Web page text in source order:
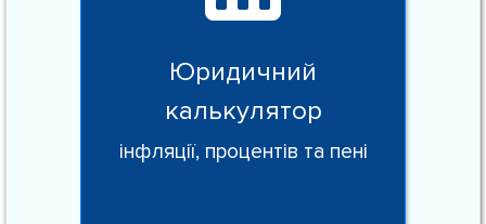
Юридичний
калькулятор
інфляції, процентів та пені